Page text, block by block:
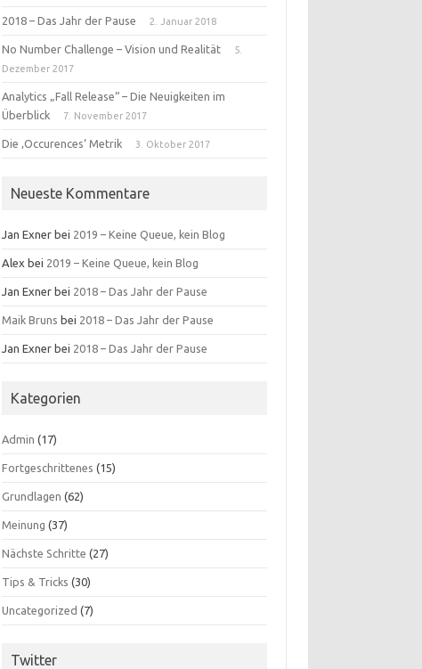
2018 – Das Jahr der Pause 2. Januar 2018
No Number Challenge – Vision und Realität
5.
Dezember 2017
Analytics „Fall Release“ – Die Neuigkeiten im
Überblick
7. November 2017
Die ‚Occurences‘ Metrik 3. Oktober 2017
Neueste Kommentare
Jan Exner bei 2019 – Keine Queue, kein Blog
Alex bei 2019 – Keine Queue, kein Blog
Jan Exner bei 2018 – Das Jahr der Pause
Maik Bruns bei 2018 – Das Jahr der Pause
Jan Exner bei 2018 – Das Jahr der Pause
Kategorien
Admin (17)
Fortgeschrittenes (15)
Grundlagen (62)
Meinung (37)
Nächste Schritte (27)
Tips & Tricks (30)
Uncategorized (7)
Twitter